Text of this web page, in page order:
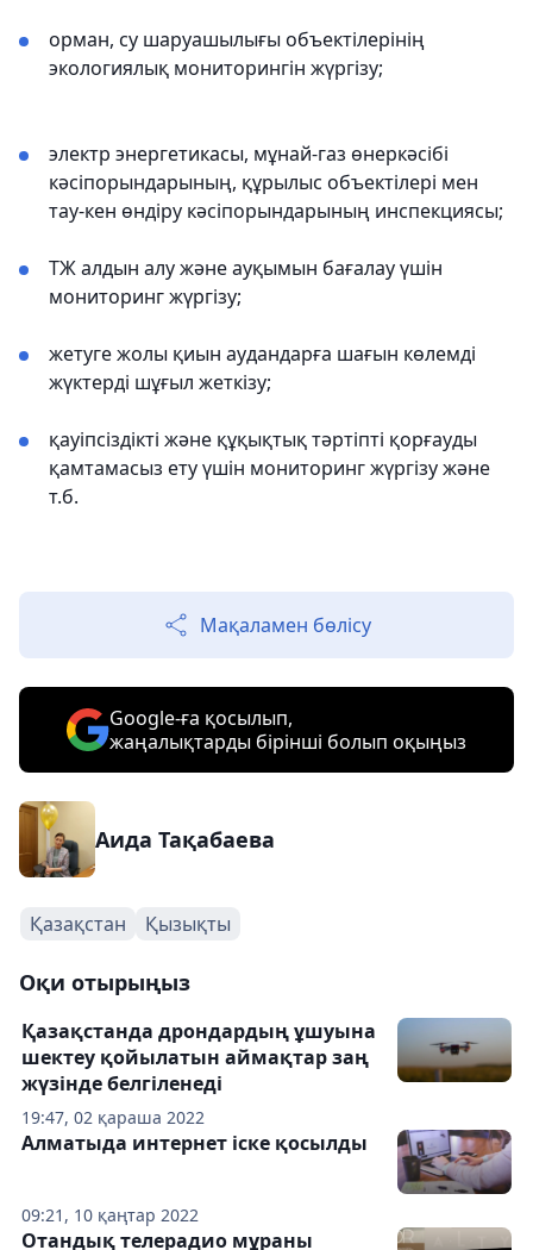
орман, су шаруашылығы объектілерінің
экологиялық мониторингін жүргізу;
электр энергетикасы, мұнай-газ өнеркәсібі
кәсіпорындарының, құрылыс объектілері мен
тау-кен өндіру кәсіпорындарының инспекциясы;
ТЖ алдын алу және ауқымын бағалау үшін
мониторинг жүргізу;
жетуге жолы қиын аудандарға шағын көлемді
жүктерді шұғыл жеткізу;
қауіпсіздікті және құқықтық тәртіпті қорғауды
қамтамасыз ету үшін мониторинг жүргізу және
т.б.
Мақаламен бөлісу
Google-ға қосылып,
жаңалықтарды бірінші болып оқыңыз
Аида Тақабаева
Қазақстан Қызықты
Оқи отырыңыз
19:47, 02 қараша 2022
Қазақстанда дрондардың ұшуына
шектеу қойылатын аймақтар заң
жүзінде белгіленеді
09:21, 10 қаңтар 2022
Алматыда интернет іске қосылды
Отандық телерадио мұраны